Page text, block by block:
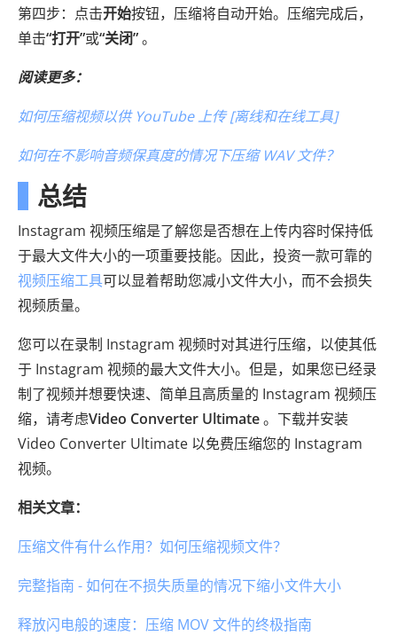
第四步：点击开始按钮，压缩将自动开始。压缩完成后，
单击“打开”或“关闭”。
阅读更多：
如何压缩视频以供 YouTube 上传 [离线和在线工具]
如何在不影响音频保真度的情况下压缩 WAV 文件？
总结
Instagram 视频压缩是了解您是否想在上传内容时保持低
于最大文件大小的一项重要技能。因此，投资一款可靠的
视频压缩工具可以显着帮助您减小文件大小，而不会损失
视频质量。
您可以在录制 Instagram 视频时对其进行压缩，以使其低
于 Instagram 视频的最大文件大小。但是，如果您已经录
制了视频并想要快速、简单且高质量的 Instagram 视频压
缩，请考虑Video Converter Ultimate。下载并安装
Video Converter Ultimate 以免费压缩您的 Instagram
视频。
相关文章：
压缩文件有什么作用？如何压缩视频文件？
完整指南 - 如何在不损失质量的情况下缩小文件大小
释放闪电般的速度：压缩 MOV 文件的终极指南